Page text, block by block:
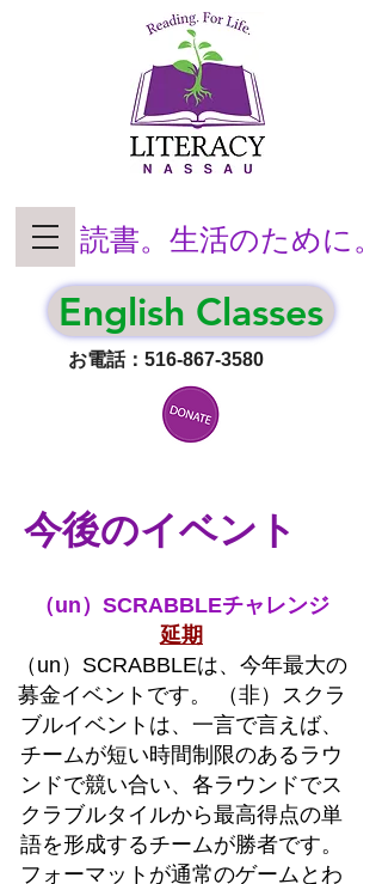
お電話：516-867-3580
読書。生活のために。
English Classes
今後のイベント
（un）SCRABBLEチャレンジ
延期
（un）SCRABBLEは、今年最大の
募金イベントです。 （非）スクラ
ブルイベントは、一言で言えば、
チームが短い時間制限のあるラウ
ンドで競い合い、各ラウンドでス
クラブルタイルから最高得点の単
語を形成するチームが勝者です。
フォーマットが通常のゲームとわ